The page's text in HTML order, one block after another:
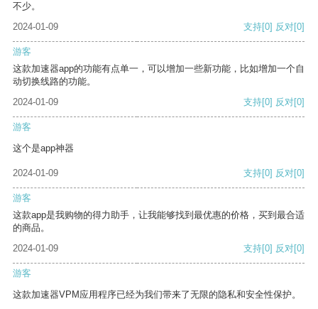
不少。
2024-01-09
支持[0] 反对[0]
游客
这款加速器app的功能有点单一，可以增加一些新功能，比如增加一个自
动切换线路的功能。
2024-01-09
支持[0] 反对[0]
游客
这个是app神器
2024-01-09 支持[0] 反对[0]
游客
这款app是我购物的得力助手，让我能够找到最优惠的价格，买到最合适
的商品。
2024-01-09
支持[0] 反对[0]
游客
这款加速器VPM应用程序已经为我们带来了无限的隐私和安全性保护。